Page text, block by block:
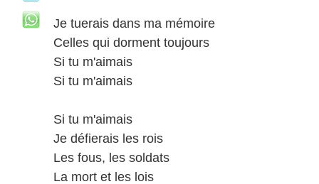
Je tuerais dans ma mémoire
Celles qui dorment toujours
Si tu m'aimais
Si tu m'aimais
Si tu m'aimais
Je défierais les rois
Les fous, les soldats
La mort et les lois